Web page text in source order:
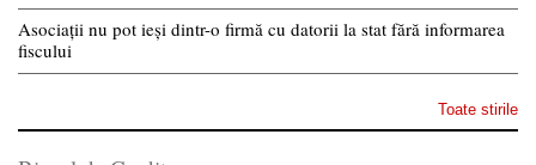
Asociații nu pot ieși dintr-o firmă cu datorii la stat fără informarea
fiscului
Toate stirile